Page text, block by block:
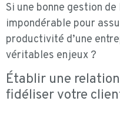
Si une bonne gestion
impondérable pour
productivité d’une
véritables enjeux ?
Établir une
fidéliser votre